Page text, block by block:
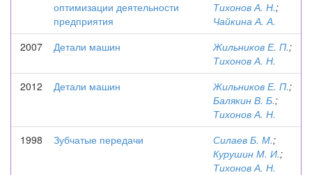
оптимизации деятельности
предприятия
Тихонов А. Н.;
Чайкина А. А.
2007
Детали машин Жильников Е. П.;
Тихонов А. Н.
2012
Детали машин Жильников Е. П.;
Балякин В. Б.;
Тихонов А. Н.
1998
Зубчатые передачи Силаев Б. М.;
Курушин М. И.;
Тихонов А. Н.